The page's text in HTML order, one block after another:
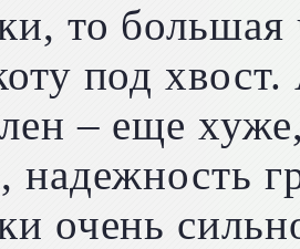
то большая
под
– еще
надежность
очень